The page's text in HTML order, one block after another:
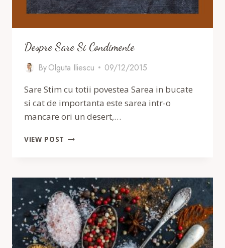
Despre Sare Si Condimente
ByOlguta Iliescu
09/12/2015
Sare Stim cu totii povestea Sarea in bucate
si cat de importanta este sarea intr-o
mancare ori un desert,…
VIEW POST DESPRE